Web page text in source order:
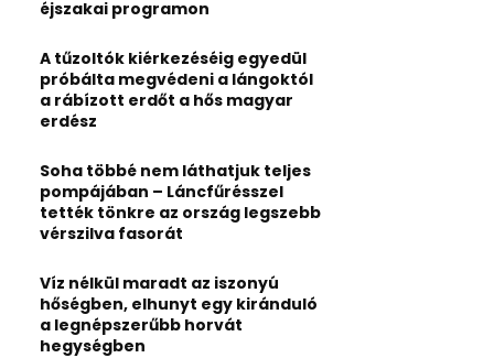
H
éjszakai programon
A tűzoltók kiérkezéséig egyedül
próbálta megvédeni a lángoktól
a rábízott erdőt a hős magyar
erdész
Soha többé nem láthatjuk teljes
pompájában – Láncfűrésszel
tették tönkre az ország legszebb
vérszilva fasorát
Víz nélkül maradt az iszonyú
hőségben, elhunyt egy kiránduló
a legnépszerűbb horvát
hegységben